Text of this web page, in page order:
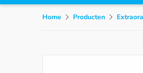
Home Producten